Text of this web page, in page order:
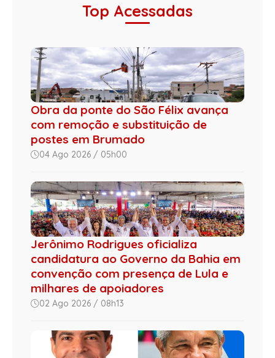
Top Acessadas
Obra da ponte do São Félix avança
com remoção e substituição de
postes em Brumado
04 Ago 2026 / 05h00
Jerônimo Rodrigues oficializa
candidatura ao Governo da Bahia em
convenção com presença de Lula e
milhares de apoiadores
02 Ago 2026 / 08h13